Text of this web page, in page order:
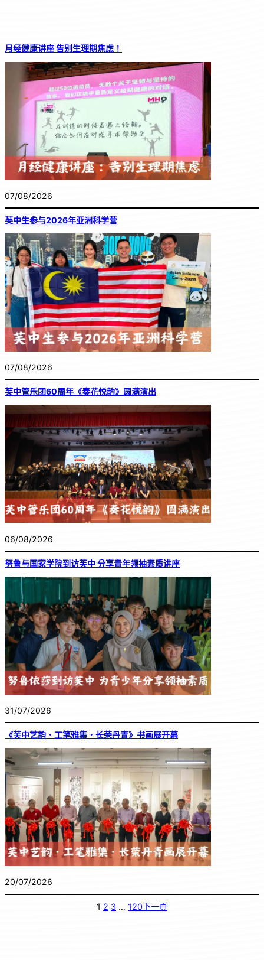
月经健康讲座 告别生理期焦虑！
07/08/2026
芙中生参与2026年亚洲科学营
07/08/2026
芙中管乐团60周年《奏花悦韵》圆满演出
06/08/2026
努鲁与国家学院到访芙中 分享青年领袖素质讲座
31/07/2026
《芙中艺韵．工笔雅集．长荣丹青》书画展开幕
20/07/2026
1 2 3 … 120下一頁